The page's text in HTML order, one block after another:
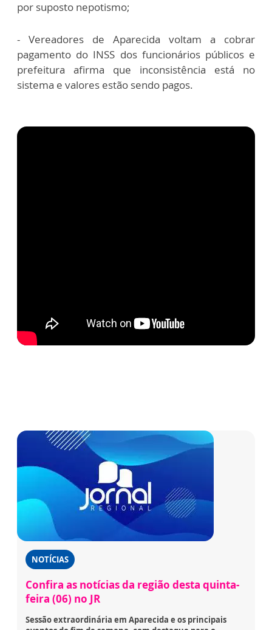
por suposto nepotismo;
- Vereadores de Aparecida voltam a cobrar
pagamento do INSS dos funcionários públicos e
prefeitura afirma que inconsistência está no
sistema e valores estão sendo pagos.
NOTÍCIAS
Confira as notícias da região desta quinta-
feira (06) no JR
Sessão extraordinária em Aparecida e os principais